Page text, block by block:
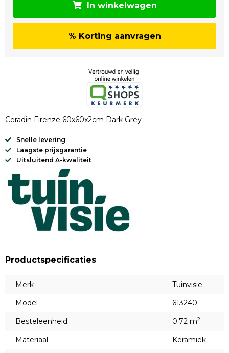
In winkelwagen
% Korting aanvragen
Ceradin Firenze 60x60x2cm Dark Grey
Snelle levering
Laagste prijsgarantie
Uitsluitend A-kwaliteit
Productspecificaties
Merk
Tuinvisie
Model
613240
Besteleenheid
0.72 m2
Materiaal
Keramiek